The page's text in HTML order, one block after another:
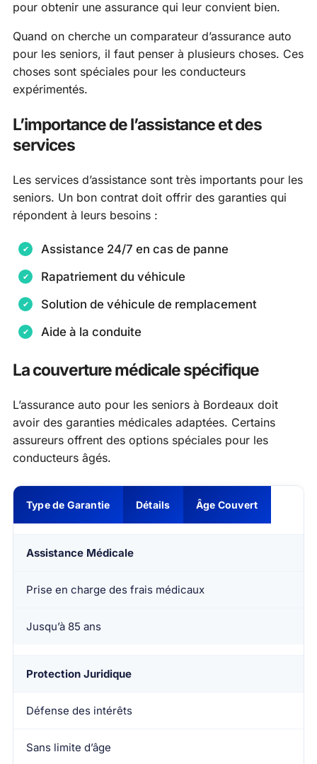
pour obtenir une assurance qui leur convient bien.
Quand on cherche un comparateur d’assurance auto
pour les seniors, il faut penser à plusieurs choses. Ces
choses sont spéciales pour les conducteurs
expérimentés.
L’importance de l’assistance et des
services
Les services d’assistance sont très importants pour les
seniors. Un bon contrat doit offrir des garanties qui
répondent à leurs besoins :
Assistance 24/7 en cas de panne
Rapatriement du véhicule
Solution de véhicule de remplacement
Aide à la conduite
La couverture médicale spécifique
L’assurance auto pour les seniors à Bordeaux doit
avoir des garanties médicales adaptées. Certains
assureurs offrent des options spéciales pour les
conducteurs âgés.
Type de Garantie Détails Âge Couvert
Assistance Médicale
Prise en charge des frais médicaux
Jusqu’à 85 ans
Protection Juridique
Défense des intérêts
Sans limite d’âge